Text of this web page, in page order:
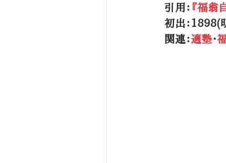
引用： 『福翁
初出：
関連：適塾・